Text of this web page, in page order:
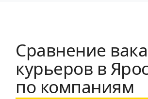
Сравнение
курьеров в
по компаниям